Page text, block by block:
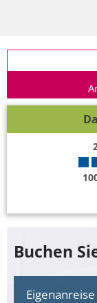
Eigenanreise